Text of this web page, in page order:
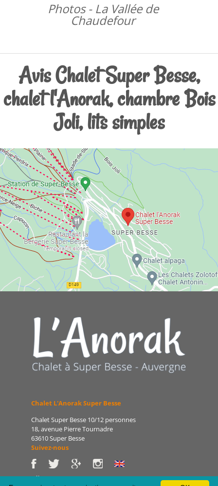
Photos - La Vallée de
Chaudefour
Avis Chalet Super Besse,
chalet l'Anorak, chambre Bois
Joli, lits simples
Chalet L'Anorak Super Besse
Chalet Super Besse 10/12 personnes
18, avenue Pierre Tournadre
63610 Super Besse
Suivez-nous
Tél : 06 86 75 47 66